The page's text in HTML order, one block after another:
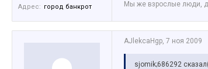
Адрес: город банкрот Мы же взрослые люди,
AJlekcaHgp, 7 ноя 2009
sjomik;686292